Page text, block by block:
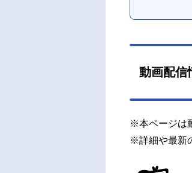
動画配信
※本ページは
※詳細や最新